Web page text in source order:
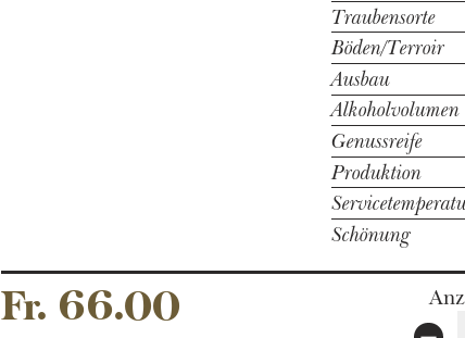
Traubensorte
Böden/Terroir
Ausbau
Alkoholvolumen
Genussreife
Produktion
Schönung
Fr. 66.00